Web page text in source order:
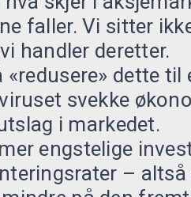
faller. Vi sitter
handler deretter.
«redusere» dette
svekke
i markedet.
engstelige
–